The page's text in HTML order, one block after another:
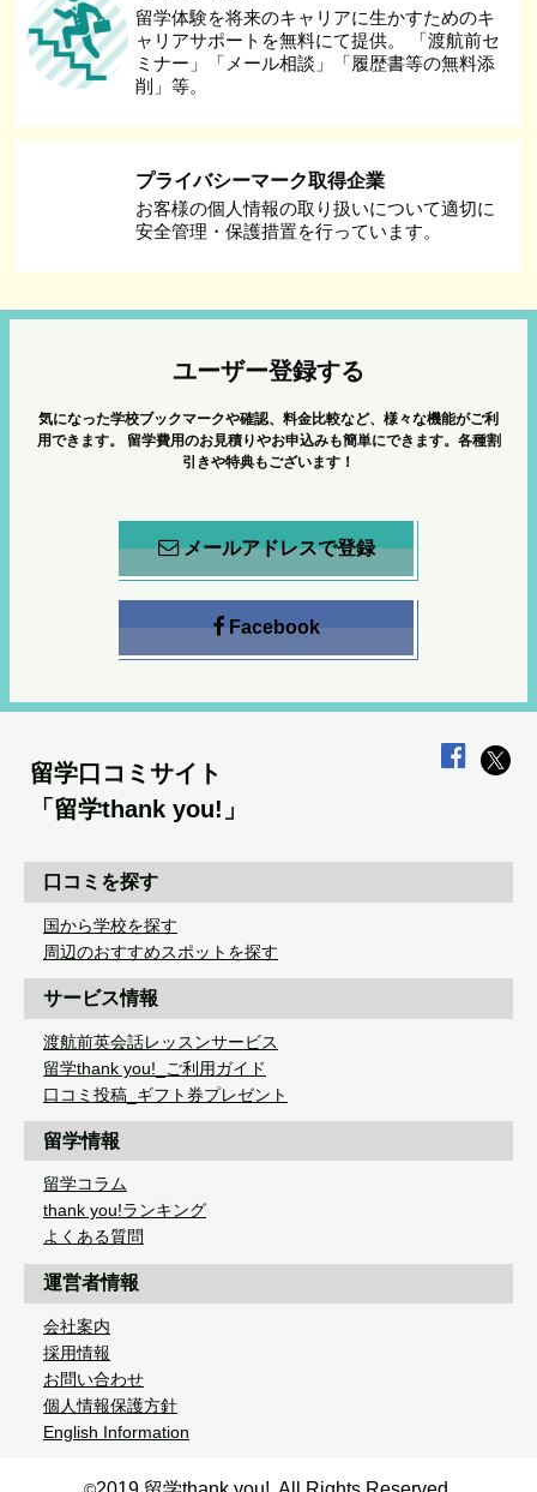
留学体験を将来のキャリアに生かすためのキ
ャリアサポートを無料にて提供。 「渡航前セ
ミナー」「メール相談」「履歴書等の無料添
削」等。
プライバシーマーク取得企業
お客様の個人情報の取り扱いについて適切に
安全管理・保護措置を行っています。
ユーザー登録する
気になった学校ブックマークや確認、料金比較など、様々な機能がご利
用できます。
留学費用のお見積りやお申込みも簡単にできます。各種割
引きや特典もございます！
メールアドレスで登録
Facebook
留学口コミサイト
「留学thank you!」
口コミを探す
国から学校を探す
周辺のおすすめスポットを探す
サービス情報
渡航前英会話レッスンサービス
留学thank you!_ご利用ガイド
口コミ投稿_ギフト券プレゼント
留学情報
留学コラム
thank you!ランキング
よくある質問
運営者情報
会社案内
採用情報
お問い合わせ
個人情報保護方針
English Information